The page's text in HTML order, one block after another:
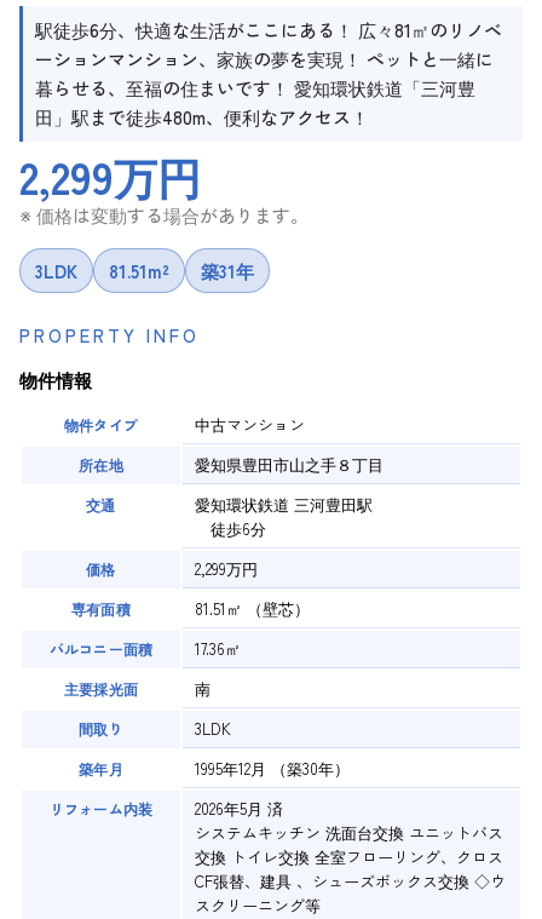
駅徒歩6分、快適な生活がここにある！ 広々81㎡のリノベ
ーションマンション、家族の夢を実現！ ペットと一緒に
暮らせる、至福の住まいです！ 愛知環状鉄道「三河豊
田」駅まで徒歩480m、便利なアクセス！
2,299万円
※ 価格は変動する場合があります。
3LDK 81.51m² 築31年
PROPERTY INFO
物件情報
物件タイプ 中古マンション
所在地 愛知県豊田市山之手８丁目
交通
愛知環状鉄道 三河豊田駅
徒歩6分
価格 2,299万円
専有面積 81.51㎡ （壁芯）
バルコニー面積 17.36㎡
主要採光面 南
間取り 3LDK
築年月 1995年12月 （築30年）
リフォーム内装
2026年5月 済
システムキッチン 洗面台交換 ユニットバス
交換 トイレ交換 全室フローリング、クロス
CF張替、建具 、シューズボックス交換 ◇ウ
スクリーニング等